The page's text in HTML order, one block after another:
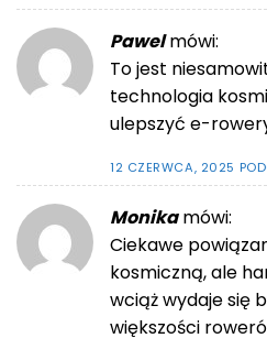
Pawel mówi:
To jest
technologia
ulepszyć e-
12 CZERWCA, 2025
Monika mówi:
Ciekawe
kosmiczną, ale
wciąż wydaje się
większości